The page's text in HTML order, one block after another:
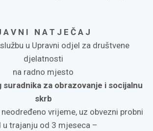
A V N I N A T J E Č A J
u Upravni odjel za društvene
djelatnosti
na radno mjesto
za obrazovanje i socijalnu
skrb
vrijeme, uz obvezni probni
u trajanju od 3 mjeseca –